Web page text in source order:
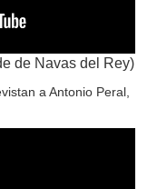
de Navas del Rey)
a Antonio Peral,